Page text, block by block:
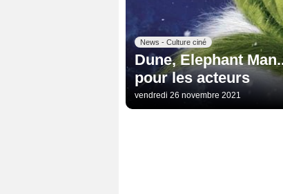
News - Culture ciné
Dune, Elephant
pour les acteurs
vendredi 26 novembre 2021